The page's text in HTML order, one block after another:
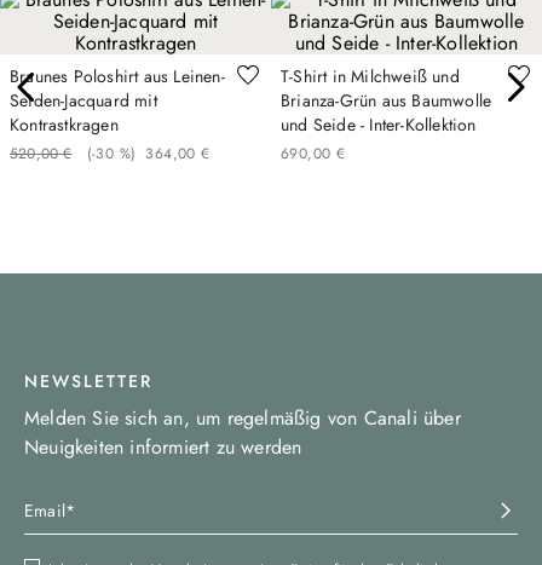
Braunes Poloshirt aus Leinen-
Seiden-Jacquard mit
Kontrastkragen
520,00 € (-30 %) 364,00 €
T-Shirt in Milchweiß und
Brianza-Grün aus Baumwolle
und Seide - Inter-Kollektion
690,00 €
NEWSLETTER
Melden Sie sich an, um regelmäßig von Canali über
Neuigkeiten informiert zu werden